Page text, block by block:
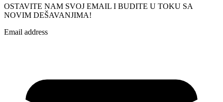
OSTAVITE NAM SVOJ EMAIL I BUDITE U TOKU SA
NOVIM DEŠAVANJIMA!
Email address